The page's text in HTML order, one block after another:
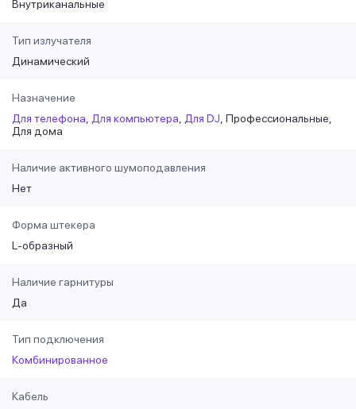
Внутриканальные
Тип излучателя
Динамический
Назначение
Для телефона
Для компьютера Для DJ Профессиональные
Для дома
Наличие активного шумоподавления
Нет
Форма штекера
L-образный
Наличие гарнитуры
Да
Тип подключения
Комбинированное
Кабель